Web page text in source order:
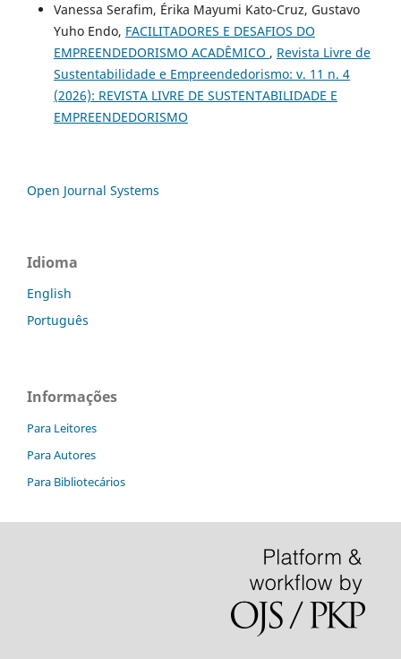
Vanessa Serafim, Érika Mayumi Kato-Cruz, Gustavo
Yuho Endo, FACILITADORES E DESAFIOS DO
EMPREENDEDORISMO ACADÊMICO , Revista Livre de
Sustentabilidade e Empreendedorismo: v. 11 n. 4
(2026): REVISTA LIVRE DE SUSTENTABILIDADE E
EMPREENDEDORISMO
Open Journal Systems
Idioma
English
Português
Informações
Para Leitores
Para Autores
Para Bibliotecários